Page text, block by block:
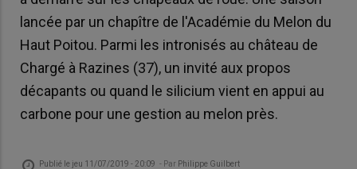
lancée par un chapître de l'Académie du Melon du
Haut Poitou. Parmi les intronisés au château de
Chargé à Razines (37), un invité aux propos
décapants ou quand le silicium vient en appui au
carbone pour une gestion au melon près.
Publié le jeu 11/07/2019 - 20:09 - Par Philippe Guilbert